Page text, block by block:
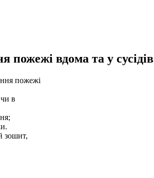
вдома та у сусідів
пожежі
в
зошит,